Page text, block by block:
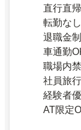
直行直
転勤なし
退職金
車通勤
職場内
社員旅
経験者
AT限定